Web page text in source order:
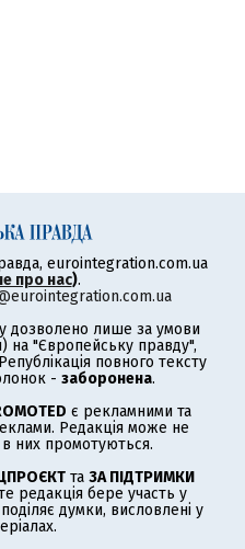
eurointegration.com.ua
про нас).
дозволено лише за умови
на "Європейську правду",
повного тексту
- заборонена.
є рекламними та
Редакція може не
в них промотуються.
та ЗА ПІДТРИМКИ
редакція бере участь у
думки, висловлені у